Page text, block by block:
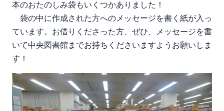
本のおたのしみ袋もいくつかありました！
袋の中に作成された方へのメッセージを書く紙が入っ
ています。お借りくださった方、ぜひ、メッセージを書
いて中央図書館までお持ちくださいますようお願いしま
す！